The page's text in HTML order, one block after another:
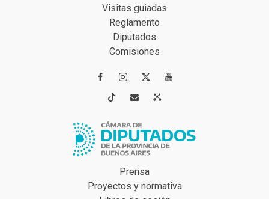
Visitas guiadas
Reglamento
Diputados
Comisiones
 
 
Prensa
Proyectos y normativa